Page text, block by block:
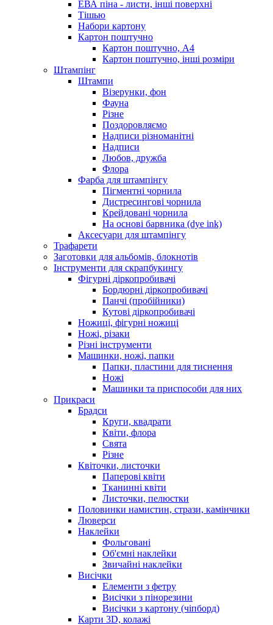
ЕВА піна - листи, інші поверхні
Тішью
Набори картону
Картон поштучно
Картон поштучно, А4
Картон поштучно, інші розміри
Штампінг
Штампи
Візерунки, фон
Фауна
Різне
Поздоровляємо
Надписи різноманітні
Надписи
Любов, дружба
Флора
Фарба для штампінгу
Пігментні чорнила
Дистресингові чорнила
Крейдовані чорнила
На основі барвника (dye ink)
Аксесуари для штампінгу
Трафарети
Заготовки для альбомів, блокнотів
Інструменти для скрапбукингу
Фігурні діркопробивачі
Бордюрні діркопробивачі
Панчі (пробійники)
Кутові діркопробивачі
Ножиці, фігурні ножиці
Ножі, різаки
Різні інструменти
Машинки, ножі, папки
Папки, пластини для тиснення
Ножі
Машинки та приспособи для них
Прикраси
Брадси
Круги, квадрати
Квіти, флора
Свята
Різне
Квіточки, листочки
Паперові квіти
Тканинні квіти
Листочки, пелюстки
Половинки намистин, стрази, камінчики
Люверси
Наклейки
Фольговані
Об'ємні наклейки
Звичайні наклейки
Висічки
Елементи з фетру
Висічки з пінорезини
Висічки з картону (чіпборд)
Карти 3D, колажі